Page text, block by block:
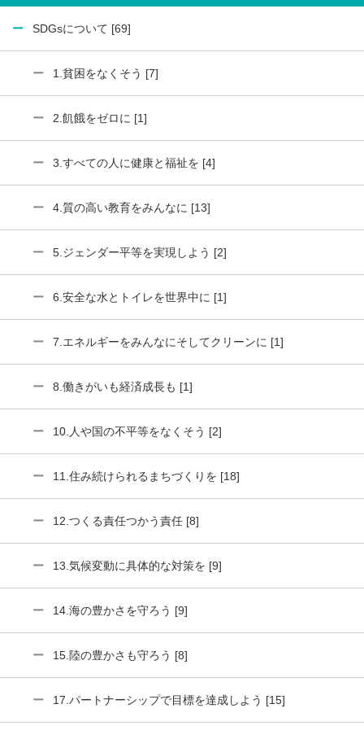
SDGsについて [69]
1.貧困をなくそう [7]
2.飢餓をゼロに [1]
3.すべての人に健康と福祉を [4]
4.質の高い教育をみんなに [13]
5.ジェンダー平等を実現しよう [2]
6.安全な水とトイレを世界中に [1]
7.エネルギーをみんなにそしてクリーンに [1]
8.働きがいも経済成長も [1]
10.人や国の不平等をなくそう [2]
11.住み続けられるまちづくりを [18]
12.つくる責任つかう責任 [8]
13.気候変動に具体的な対策を [9]
14.海の豊かさを守ろう [9]
15.陸の豊かさも守ろう [8]
17.パートナーシップで目標を達成しよう [15]